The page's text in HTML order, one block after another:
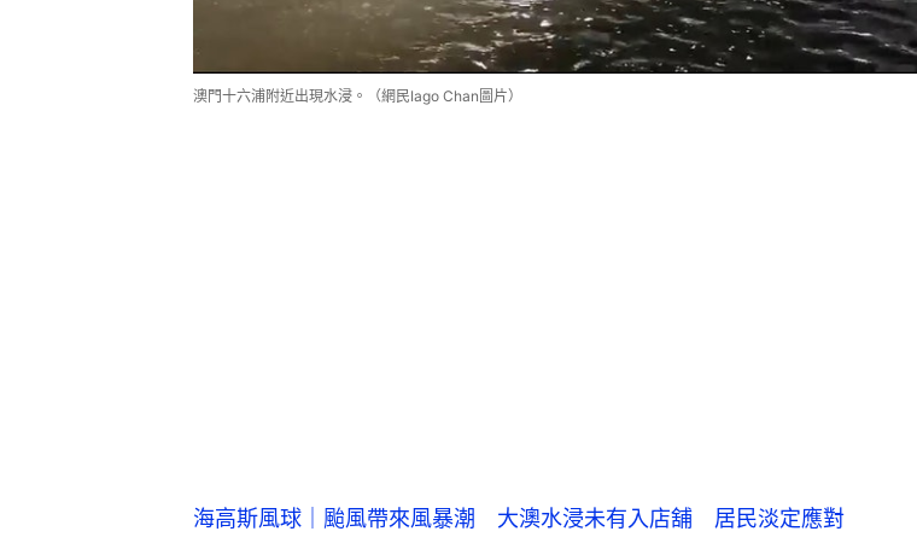
澳門十六浦附近出現水浸。（網民Iago Chan圖片）
海高斯風球｜颱風帶來風暴潮 大澳水浸未有入店舖 居民淡定應對